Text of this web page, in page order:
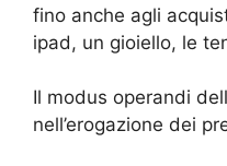
fino anche agli
ipad, un gioiello, le
Il modus operandi
nell’erogazione dei